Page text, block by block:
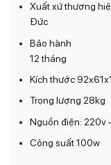
Xuất xứ thương
Đức
Bảo hành
12 tháng
Kích thước
Trọng lượng 28kg
Nguồn điện: 220v
Công suất 100w